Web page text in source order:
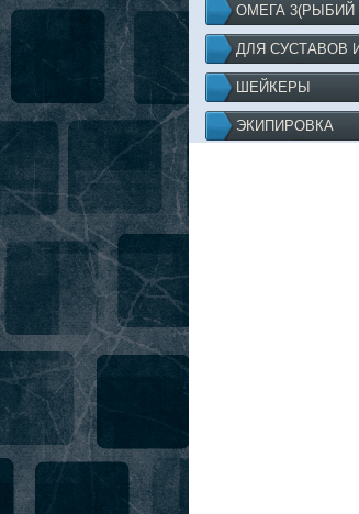
ОМЕГА 3(РЫБИЙ
ДЛЯ СУСТАВОВ
ШЕЙКЕРЫ
ЭКИПИРОВКА